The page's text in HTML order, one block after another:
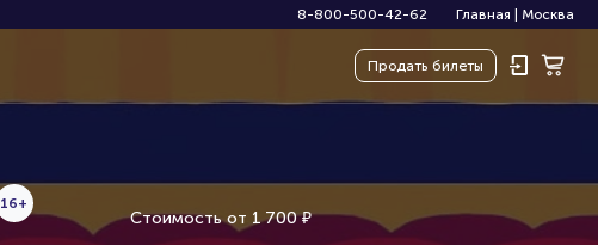
8-800-500-42-62 Главная Москва
Продать билеты
16+
Стоимость от 1700 ₽